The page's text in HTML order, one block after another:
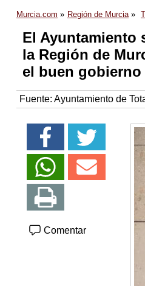
Murcia.com Región de Murcia
El Ayuntamiento
la Región de
el buen gobierno
Fuente: Ayuntamiento de
Comentar